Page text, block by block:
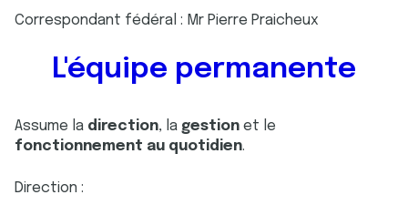
Correspondant fédéral : Mr Pierre Praicheux
L'équipe permanente
Assume la direction, la gestion et le
fonctionnement au quotidien.
Direction :